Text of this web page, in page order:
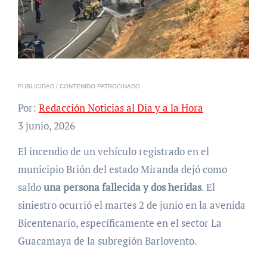
PUBLICIDAD / CONTENIDO PATROCINADO
Por: Redacción Noticias al Dia y a la Hora
3 junio, 2026
El incendio de un vehículo registrado en el
municipio Brión del estado Miranda dejó como
saldouna persona fallecida y dos heridas. El
siniestro ocurrió el martes 2 de junio en la avenida
Bicentenario, específicamente en el sector La
Guacamaya de la subregión Barlovento.